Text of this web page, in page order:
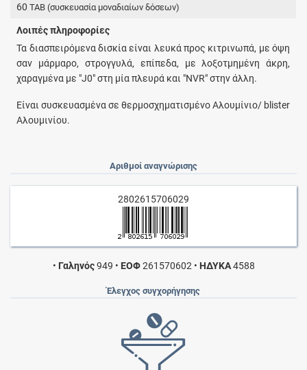
60TAB (συσκευασία μοναδιαίων δόσεων)
Λοιπές πληροφορίες
Τα διασπειρόμενα δισκία είναι λευκά προς κιτρινωπά, με όψη
σαν μάρμαρο, στρογγυλά, επίπεδα, με λοξοτμημένη άκρη,
χαραγμένα με "J0" στη μία πλευρά και "NVR" στην άλλη.
Είναι συσκευασμένα σε θερμοσχηματισμένο Αλουμίνιο/ blister
Αλουμινίου.
Αριθμοί αναγνώρισης
2802615706029
• Γαληνός949 • ΕΟΦ261570602 • ΗΔΥΚΑ4588
Έλεγχος συγχορήγησης